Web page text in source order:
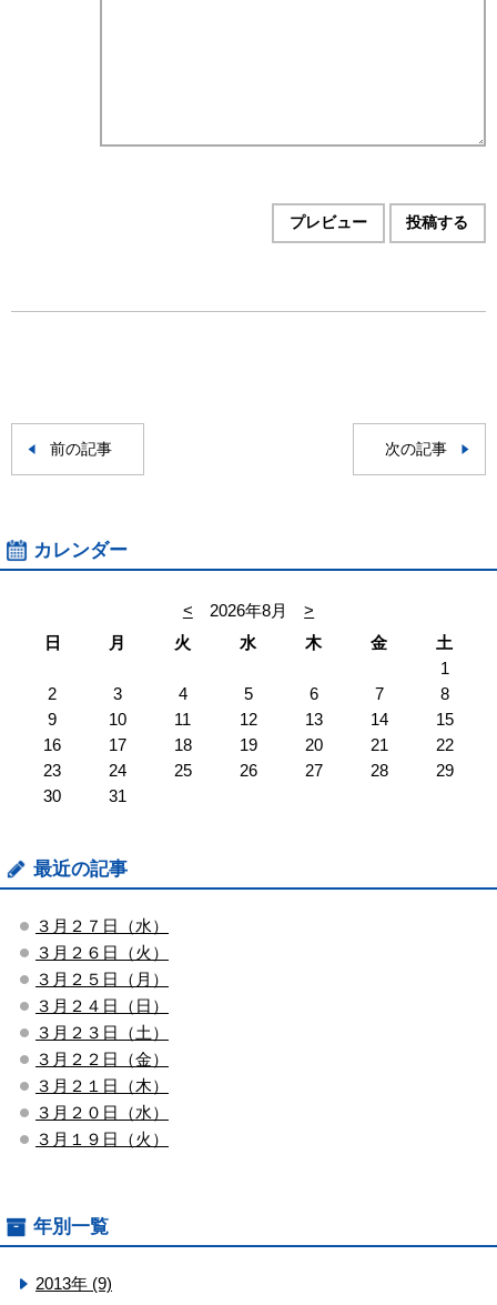
前の記事 次の記事
カレンダー
< 2026年8月
>
日
月 火 水 木 金
土
1
2
3 4 5 6 7
8
9
10 11 12 13 14
15
16
17 18 19 20 21
22
23
24 25 26 27 28
29
30
31
最近の記事
３月２７日（水）
３月２６日（火）
３月２５日（月）
３月２４日（日）
３月２３日（土）
３月２２日（金）
３月２１日（木）
３月２０日（水）
３月１９日（火）
年別一覧
2013年 (9)